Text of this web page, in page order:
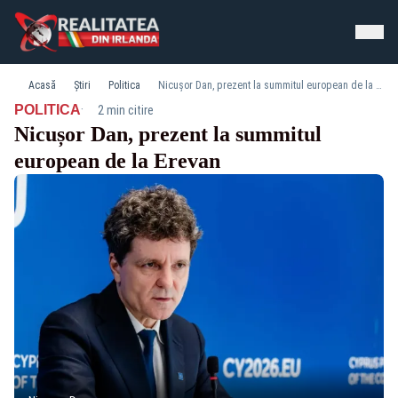
Acasă Știri Politica Nicușor Dan, prezent la summitul european de la Erevan
POLITICA· 2 min citire
Nicușor Dan, prezent la summitul
european de la Erevan